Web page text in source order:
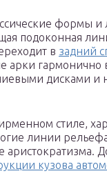
формы
подоконная
в задний
арки
дисками
стиле,
линии
кузова